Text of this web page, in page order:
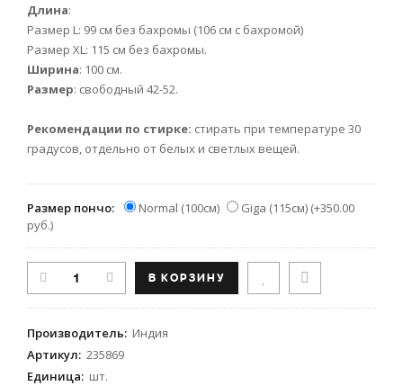
Длина:
Размер L: 99 см без бахромы (106 см с бахромой)
Размер XL: 115 см без бахромы.
Ширина: 100 см.
Размер: свободный 42-52.
Рекомендации по стирке: стирать при температуре 30
градусов, отдельно от белых и светлых вещей.
Размер пончо: Normal (100см) Giga (115см) (+350.00
руб.)
Производитель: Индия
Артикул: 235869
Единица: шт.